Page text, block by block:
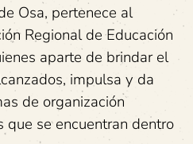
Osa, pertenece al
Regional de Educación
aparte de brindar el
impulsa y da
de organización
que se encuentran dentro